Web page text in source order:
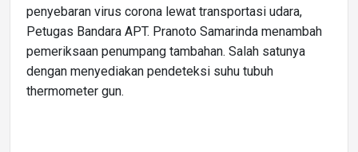
penyebaran virus corona lewat transportasi udara,
Petugas Bandara APT. Pranoto Samarinda menambah
pemeriksaan penumpang tambahan. Salah satunya
dengan menyediakan pendeteksi suhu tubuh
thermometer gun.